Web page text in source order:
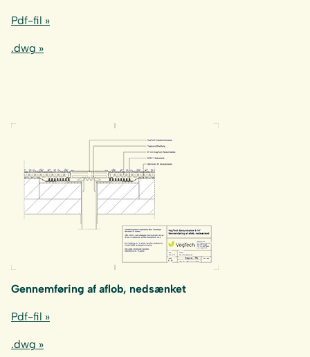
Pdf-fil »
.dwg »
Gennemføring af aflob, nedsænket
Pdf-fil »
.dwg »